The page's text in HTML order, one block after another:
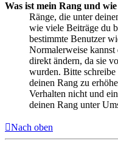
Was ist mein Rang und
Ränge, die unter
wie viele Beiträge du
bestimmte Benutzer
Normalerweise kannst
direkt ändern, da sie
wurden. Bitte
deinen Rang zu
Verhalten nicht und
deinen Rang unter
Nach oben